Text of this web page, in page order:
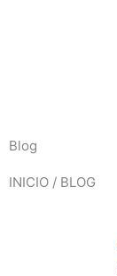
Blog
INICIO / BLOG